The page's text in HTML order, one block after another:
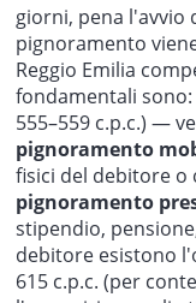
giorni, pena l'avvio
pignoramento
Reggio Emilia
fondamentali sono:
555–559 c.p.c.) —
pignoramento
fisici del debitore o
pignoramento
stipendio,
debitore esistono
615 c.p.c. (per